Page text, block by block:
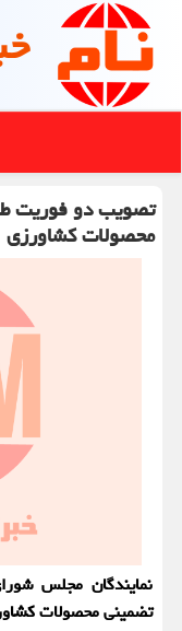
تصویب دو فوریت
محصولات كشاورزی
نمایندگان مجلس
تضمینی محصولات